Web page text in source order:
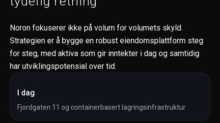
Noron fokuserer ikke på volum for volumets skyld.
Strategien er å bygge en robust eiendomsplattform steg
for steg, med aktiva som gir inntekter i dag og samtidig
har utviklingspotensial over tid.
I dag
Fjordgaten 11 og containerbasert lagringsinfrastruktur